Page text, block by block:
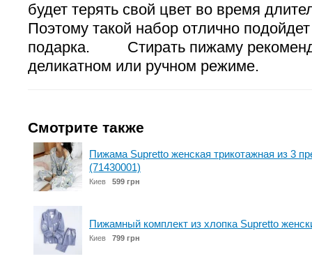
будет терять свой цвет во время
Поэтому такой набор отлично
подарка. Стирать пижаму
деликатном или ручном режиме.
Смотрите также
Пижама Supretto женская трикотажная из 3
(71430001)
Киев 599 грн
Пижамный комплект из хлопка Supretto
Киев 799 грн